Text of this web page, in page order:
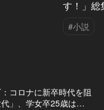
す！」総
#小説
コロナに新卒時代を阻
」、学女卒25歳は…